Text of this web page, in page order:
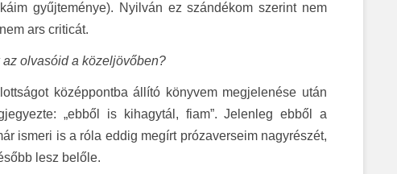
gyűjteménye). Nyilván ez szándékom szerint nem
ars criticát.
olvasóid a közeljövőben?
középpontba állító könyvem megjelenése után
„ebből is kihagytál, fiam”. Jelenleg ebből a
ismeri is a róla eddig megírt prózaverseim nagyrészét,
lesz belőle.